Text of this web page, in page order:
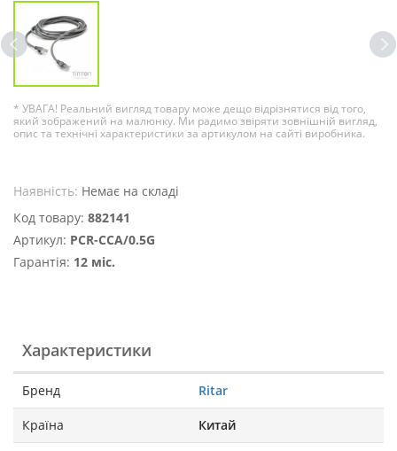
* УВАГА! Реальний вигляд товару може дещо відрізнятися від того,
який зображений на малюнку. Ми радимо звіряти зовнішній вигляд,
опис та технічні характеристики за артикулом на сайті виробника.
Наявність: Немає на складі
Код товару: 882141
Артикул: PCR-CCA/0.5G
Гарантія: 12 міс.
Характеристики
Бренд Ritar
Країна Китай